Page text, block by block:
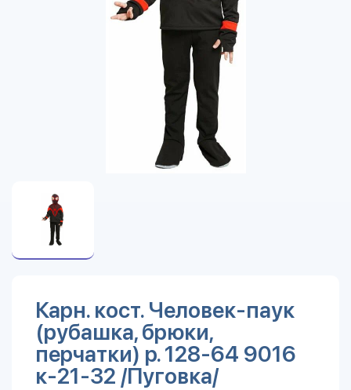
Карн. кост. Человек-паук
(рубашка, брюки,
перчатки) р. 128-64 9016
к-21-32 /Пуговка/